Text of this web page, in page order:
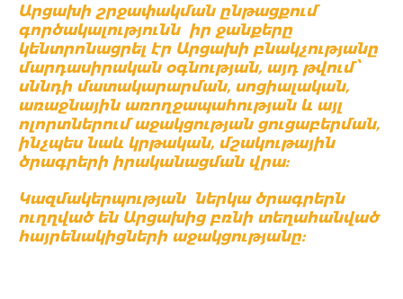
Արցախի շրջափակման ընթացքում
գործակալությունն իր ջանքերը
կենտրոնացրել էր Արցախի բնակչությանը
մարդասիրական օգնության, այդ թվում՝
սննդի մատակարարման, սոցիալական,
առաջնային առողջապահության և այլ
ոլորտներում աջակցության ցուցաբերման,
ինչպես նաև կրթական, մշակութային
ծրագրերի իրականացման վրա:
Կազմակերպության ներկա ծրագրերն
ուղղված են Արցախից բռնի տեղահանված
հայրենակիցների աջակցությանը: